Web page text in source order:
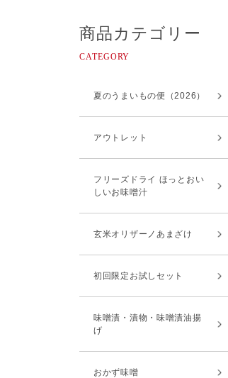
商品カテゴリー
夏のうまいもの便（2026）
アウトレット
フリーズドライ ほっとおい
しいお味噌汁
玄米オリザーノあまざけ
初回限定お試しセット
味噌漬・漬物・味噌漬油揚
げ
おかず味噌